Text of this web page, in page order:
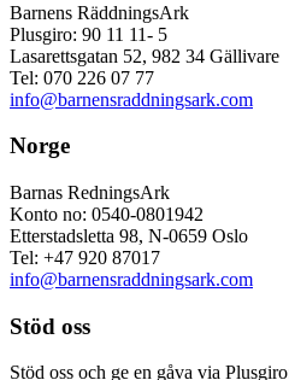
Barnens RäddningsArk
Plusgiro: 90 11 11- 5
Lasarettsgatan 52, 982 34 Gällivare
Tel: 070 226 07 77
info@barnensraddningsark.com
Norge
Barnas RedningsArk
Konto no: 0540-0801942
Etterstadsletta 98, N-0659 Oslo
Tel: +47 920 87017
info@barnensraddningsark.com
Stöd oss
Stöd oss och ge en gåva via